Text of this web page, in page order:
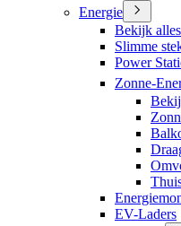
Energie
Bekijk alles
Slimme
Power
Zonne-
EV-Laders